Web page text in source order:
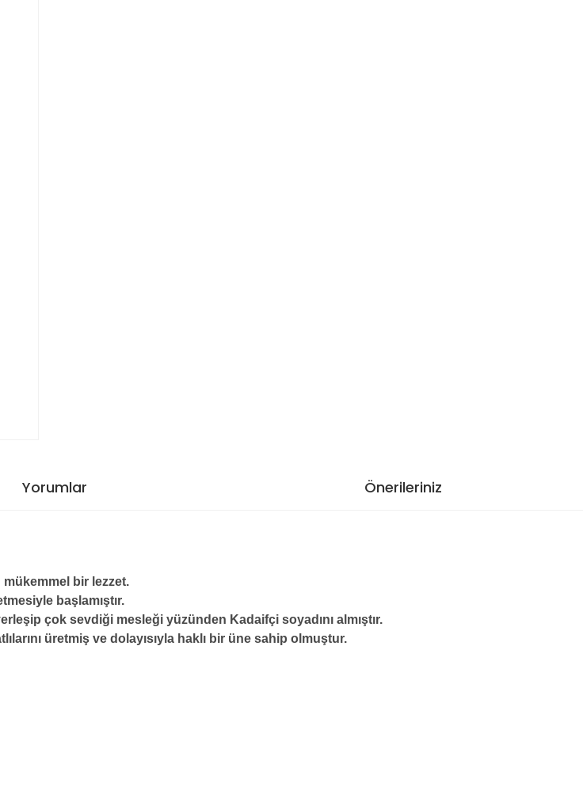
Yorumlar Önerileriniz
bir lezzet.
başlamıştır.
çok sevdiği mesleği yüzünden Kadaifçi soyadını almıştır.
üretmiş ve dolayısıyla haklı bir üne sahip olmuştur.